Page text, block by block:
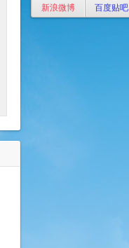
新浪微博 百度贴吧